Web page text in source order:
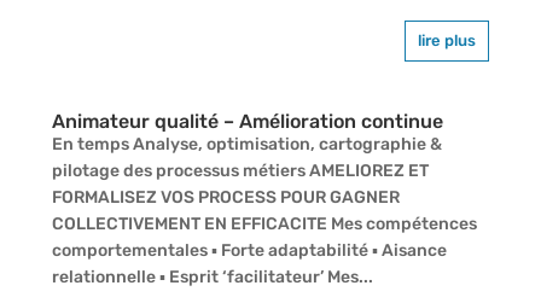
lire plus
Animateur qualité – Amélioration continue
En temps Analyse, optimisation, cartographie &
pilotage des processus métiers AMELIOREZ ET
FORMALISEZ VOS PROCESS POUR GAGNER
COLLECTIVEMENT EN EFFICACITE Mes compétences
comportementales ▪ Forte adaptabilité ▪ Aisance
relationnelle ▪ Esprit ‘facilitateur’ Mes...